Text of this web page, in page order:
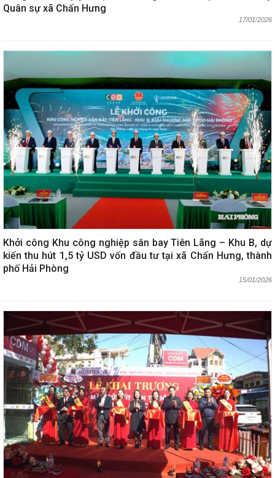
Quân sự xã Chấn Hưng
17/01/2026
Khởi công Khu công nghiệp sân bay Tiên Lãng – Khu B, dự
kiến thu hút 1,5 tỷ USD vốn đầu tư tại xã Chấn Hưng, thành
phố Hải Phòng
15/01/2026